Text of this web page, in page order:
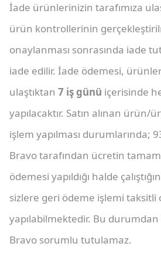
İade ürünlerinizin tarafımıza
ürün kontrollerinin
onaylanması sonrasında iade
iade edilir. İade ödemesi, ürünler
ulaştıktan 7 iş günü içerisinde
yapılacaktır. Satın alınan ürün/
işlem yapılması durumlarında;
Bravo tarafından ücretin
ödemesi yapıldığı halde
sizlere geri ödeme işlemi taksitli
yapılabilmektedir. Bu
Bravo sorumlu tutulamaz.